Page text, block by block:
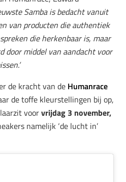
Samba is bedacht vanuit
van producten die authentiek
die herkenbaar is, maar
door middel van aandacht voor
de kracht van de Humanrace
de toffe kleurstellingen bij op,
voorvrijdag 3 november,
namelijk ‘de lucht in’